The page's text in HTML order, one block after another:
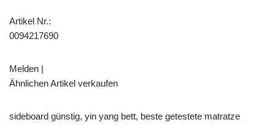
Artikel Nr.:
0094217690
Melden |
Ähnlichen Artikel verkaufen
sideboard günstig, yin yang bett, beste getestete matratze